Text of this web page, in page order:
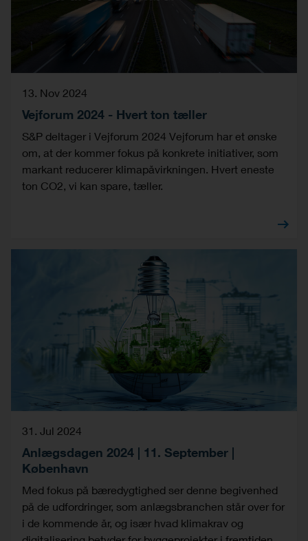
13. Nov 2024
Vejforum 2024 - Hvert ton tæller
S&P deltager i Vejforum 2024 Vejforum har et ønske
om, at der kommer fokus på konkrete initiativer, som
markant reducerer klimapåvirkningen. Hvert eneste
ton CO2, vi kan spare, tæller.
31. Jul 2024
Anlægsdagen 2024 | 11. September |
København
Med fokus på bæredygtighed ser denne begivenhed
på de udfordringer, som anlægsbranchen står over for
i de kommende år, og især hvad klimakrav og